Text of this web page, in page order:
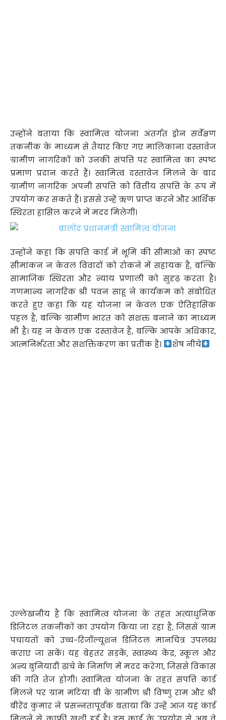
उन्होंने बताया कि स्वामित्व योजना अंतर्गत ड्रोन सर्वेक्षण
तकनीक के माध्यम से तैयार किए गए मालिकाना दस्तावेज
ग्रामीण नागरिकों को उनकी संपत्ति पर स्वामित्व का स्पष्ट
प्रमाण प्रदान करते हैं। स्वामित्व दस्तावेज मिलने के बाद
ग्रामीण नागरिक अपनी संपत्ति को वित्तीय संपत्ति के रूप में
उपयोग कर सकते हैं। इससे उन्हें ऋण प्राप्त करने और आर्थिक
स्थिरता हासिल करने में मदद मिलेगी।
उन्होंने कहा कि संपत्ति कार्ड में भूमि की सीमाओं का स्पष्ट
सीमांकन न केवल विवादों को रोकने में सहायक है, बल्कि
सामाजिक स्थिरता और न्याय प्रणाली को सुदृढ़ करता है।
गणमान्य नागरिक श्री पवन साहू ने कार्यकम को संबोधित
करते हुए कहा कि यह योजना न केवल एक ऐतिहासिक
पहल है, बल्कि ग्रामीण भारत को सशक्त बनाने का माध्यम
भी है। यह न केवल एक दस्तावेज है, बल्कि आपके अधिकार,
आत्मनिर्भरता और सशक्तिकरण का प्रतीक है।
शेष नीचे
उल्लेखनीय है कि स्वामित्व योजना के तहत अत्याधुनिक
डिजिटल तकनीकों का उपयोग किया जा रहा है, जिससे ग्राम
पंचायतों को उच्च-रिजॉल्यूशन डिजिटल मानचित्र उपलब्ध
कराए जा सकें। यह बेहतर सड़कें, स्वास्थ्य केंद्र, स्कूल और
अन्य बुनियादी ढांचे के निर्माण में मदद करेगा, जिससे विकास
की गति तेज होगी। स्वामित्व योजना के तहत संपत्ति कार्ड
मिलने पर ग्राम मटिया बी के ग्रामीण श्री विष्णु राम और श्री
बीरेंद्र कुमार ने प्रसन्नतापूर्वक बताया कि उन्हें आज यह कार्ड